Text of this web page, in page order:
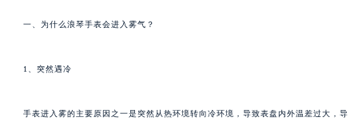
一、为什么浪琴手表会进入雾气？
1、突然遇冷
手表进入雾的主要原因之一是突然从热环境转向冷环境，导致表盘内外温差过大，导